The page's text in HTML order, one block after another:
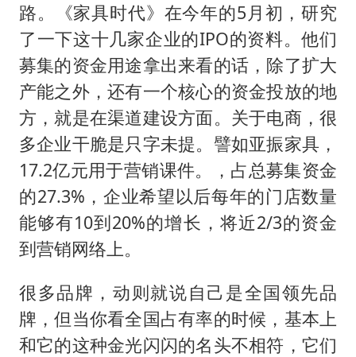
路。《家具时代》在今年的5月初，研究
了一下这十几家企业的IPO的资料。他们
募集的资金用途拿出来看的话，除了扩大
产能之外，还有一个核心的资金投放的地
方，就是在渠道建设方面。关于电商，很
多企业干脆是只字未提。譬如亚振家具，
17.2亿元用于营销课件。，占总募集资金
的27.3%，企业希望以后每年的门店数量
能够有10到20%的增长，将近2/3的资金
到营销网络上。
很多品牌，动则就说自己是全国领先品
牌，但当你看全国占有率的时候，基本上
和它的这种金光闪闪的名头不相符，它们